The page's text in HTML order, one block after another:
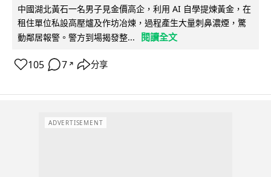
中國湖北黃石一名男子見金價高企，利用 AI 自學提煉黃金，在
租住單位私設高壓爐及作坊冶煉，過程產生大量刺鼻濃煙，驚
動鄰居報警。警方到場揭發整...
閱讀全文
105 7 ↗ 分享
ADVERTISEMENT